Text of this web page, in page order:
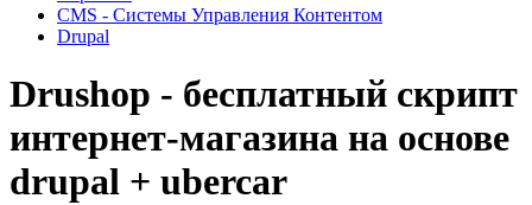
CMS - Системы Управления Контентом
Drupal
Drushop - бесплатный скрипт
интернет-магазина на основе
drupal + ubercar